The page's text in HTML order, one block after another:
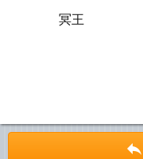
冥王